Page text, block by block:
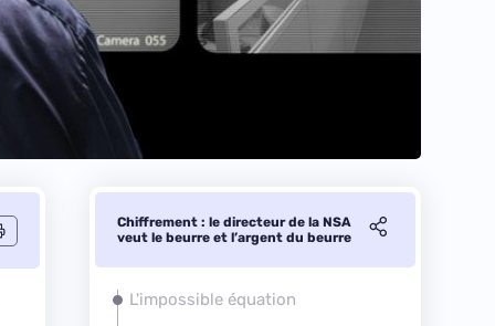
Chiffrement : le directeur de la NSA
veut le beurre et l’argent du beurre
L'impossible équation